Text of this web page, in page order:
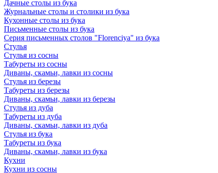
Дачные столы из бука
Журнальные столы и столики из бука
Кухонные столы из бука
Письменные столы из бука
Серия письменных столов "Florenciya" из бука
Стулья
Стулья из сосны
Табуреты из сосны
Диваны, скамьи, лавки из сосны
Стулья из березы
Табуреты из березы
Диваны, скамьи, лавки из березы
Стулья из дуба
Табуреты из дуба
Диваны, скамьи, лавки из дуба
Стулья из бука
Табуреты из бука
Диваны, скамьи, лавки из бука
Кухни
Кухни из сосны